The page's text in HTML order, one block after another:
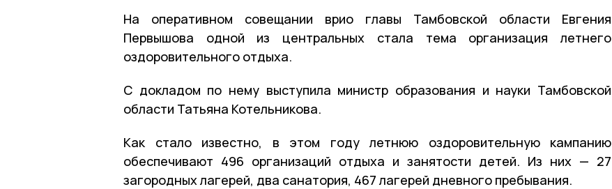
На оперативном совещании врио главы Тамбовской области Евгения
Первышова одной из центральных стала тема организация летнего
оздоровительного отдыха.
С докладом по нему выступила министр образования и науки Тамбовской
области Татьяна Котельникова.
Как стало известно, в этом году летнюю оздоровительную кампанию
обеспечивают 496 организаций отдыха и занятости детей. Из них — 27
загородных лагерей, два санатория, 467 лагерей дневного пребывания.